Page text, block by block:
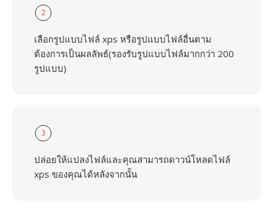
2
เลือกรูปแบบไฟล์ xps หรือรูปแบบไฟล์อื่นตาม
ต้องการเป็นผลลัพธ์(รองรับรูปแบบไฟล์มากกว่า 200
รูปแบบ)
3
ปล่อยให้แปลงไฟล์และคุณสามารถดาวน์โหลดไฟล์
xps ของคุณได้หลังจากนั้น